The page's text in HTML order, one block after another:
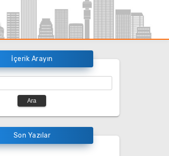
İçerik Arayın
Son Yazılar